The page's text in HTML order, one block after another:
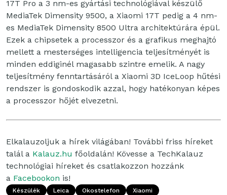
17T Pro a 3 nm-es gyártási technológiával készülő
MediaTek Dimensity 9500, a Xiaomi 17T pedig a 4 nm-
es MediaTek Dimensity 8500 Ultra architektúrára épül.
Ezek a chipsetek a processzor és a grafikus meghajtó
mellett a mesterséges intelligencia teljesítményét is
minden eddiginél magasabb szintre emelik. A nagy
teljesítmény fenntartásáról a Xiaomi 3D IceLoop hűtési
rendszer is gondoskodik azzal, hogy hatékonyan képes
a processzor hőjét elvezetni.
Elkalauzoljuk a hírek világában! További friss híreket
talál a Kalauz.hu főoldalán! Kövesse a TechKalauz
technológiai híreket és csatlakozzon hozzánk
a Facebookon is!
Készülék Leica Okostelefon Xiaomi